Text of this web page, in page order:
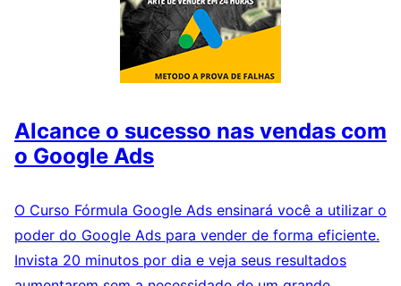
Alcance o sucesso nas vendas com
o Google Ads
O Curso Fórmula Google Ads ensinará você a utilizar o
poder do Google Ads para vender de forma eficiente.
Invista 20 minutos por dia e veja seus resultados